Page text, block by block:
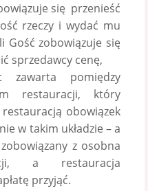
się przenieść
rzeczy i wydać mu
Gość zobowiązuje się
sprzedawcy cenę,
pomiędzy
restauracji, który
restauracją obowiązek
w takim układzie – a
z osobna
a restauracja
przyjąć.